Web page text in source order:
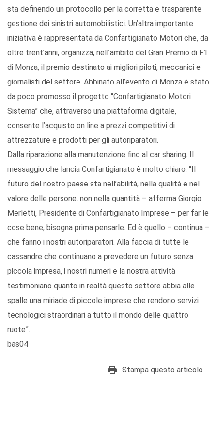
sta definendo un protocollo per la corretta e trasparente
gestione dei sinistri automobilistici. Un’altra importante
iniziativa è rappresentata da Confartigianato Motori che, da
oltre trent’anni, organizza, nell’ambito del Gran Premio di F1
di Monza, il premio destinato ai migliori piloti, meccanici e
giornalisti del settore. Abbinato all’evento di Monza è stato
da poco promosso il progetto “Confartigianato Motori
Sistema” che, attraverso una piattaforma digitale,
consente l’acquisto on line a prezzi competitivi di
attrezzature e prodotti per gli autoriparatori.
Dalla riparazione alla manutenzione fino al car sharing. Il
messaggio che lancia Confartigianato è molto chiaro. “Il
futuro del nostro paese sta nell’abilità, nella qualità e nel
valore delle persone, non nella quantità – afferma Giorgio
Merletti, Presidente di Confartigianato Imprese – per far le
cose bene, bisogna prima pensarle. Ed è quello – continua –
che fanno i nostri autoriparatori. Alla faccia di tutte le
cassandre che continuano a prevedere un futuro senza
piccola impresa, i nostri numeri e la nostra attività
testimoniano quanto in realtà questo settore abbia alle
spalle una miriade di piccole imprese che rendono servizi
tecnologici straordinari a tutto il mondo delle quattro
ruote”.
bas04
Stampa questo articolo